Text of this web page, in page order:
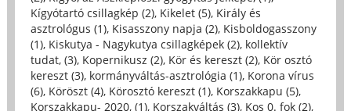
Kígyótartó csillagkép (2), Kikelet (5), Király és
asztrológus (1), Kisasszony napja (2), Kisboldogasszony
(1), Kiskutya - Nagykutya csillagképek (2), kollektív
tudat, (3), Kopernikusz (2), Kör és kereszt (2), Kör osztó
kereszt (3), kormányváltás-asztrológia (1), Korona vírus
(6), Köröszt (4), Körosztó kereszt (1), Korszakkapu (5),
Korszakkapu- 2020, (1), Korszakváltás (3), Kos 0. fok (2),